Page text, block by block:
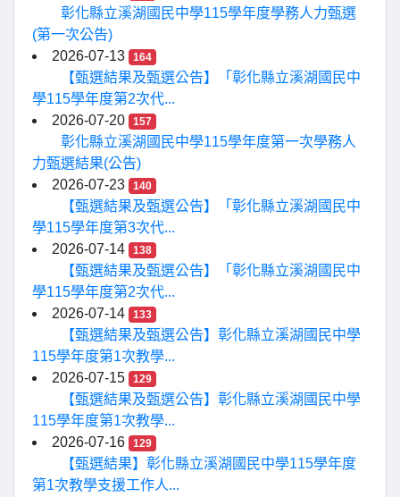
彰化縣立溪湖國民中學115學年度學務人力甄選
(第一次公告)
2026-07-13
164
【甄選結果及甄選公告】「彰化縣立溪湖國民中
學115學年度第2次代...
2026-07-20
157
彰化縣立溪湖國民中學115學年度第一次學務人
力甄選結果(公告)
2026-07-23
140
【甄選結果及甄選公告】「彰化縣立溪湖國民中
學115學年度第3次代...
2026-07-14
138
【甄選結果及甄選公告】「彰化縣立溪湖國民中
學115學年度第2次代...
2026-07-14
133
【甄選結果及甄選公告】彰化縣立溪湖國民中學
115學年度第1次教學...
2026-07-15
129
【甄選結果及甄選公告】彰化縣立溪湖國民中學
115學年度第1次教學...
2026-07-16
129
【甄選結果】彰化縣立溪湖國民中學115學年度
第1次教學支援工作人...